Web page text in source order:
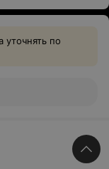
уточнять по